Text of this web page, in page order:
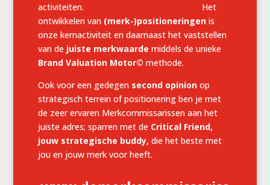
activiteiten. Het
ontwikkelen van (merk-)positioneringenis
onze kernactiviteit en daarnaast het vaststellen
van de juiste merkwaarde middels de unieke
Brand Valuation Motor© methode.
Ook voor een gedegen second opinionop
strategisch terrein of positionering ben je met
de zeer ervaren Merkcommissarissen aan het
juiste adres; sparren met de Critical Friend,
jouw strategische buddy, die het beste met
jou en jouw merk voor heeft.